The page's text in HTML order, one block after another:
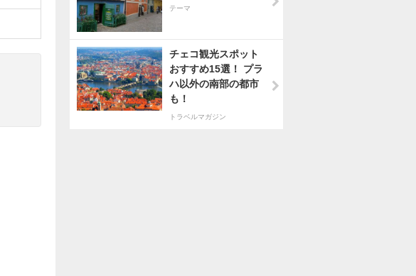
テーマ
チェコ観光スポット
おすすめ15選！ プラ
ハ以外の南部の都市
も！
トラベルマガジン